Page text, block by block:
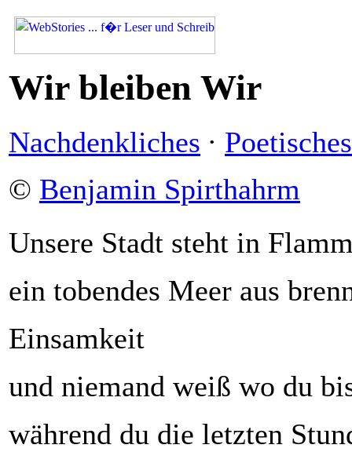
Wir bleiben Wir
Nachdenkliches · Poetisches
© Benjamin Spirthahrm
Unsere Stadt steht in
ein tobendes Meer aus
Einsamkeit
und niemand weiß wo du
während du die letzten